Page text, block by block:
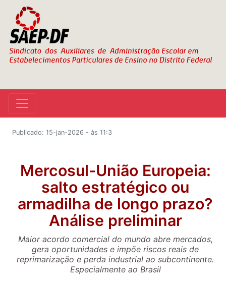
Publicado: 15-jan-2026 - às 11:3
Mercosul-União Europeia:
salto estratégico ou
armadilha de longo prazo?
Análise preliminar
Maior acordo comercial do mundo abre mercados,
gera oportunidades e impõe riscos reais de
reprimarização e perda industrial ao subcontinente.
Especialmente ao Brasil